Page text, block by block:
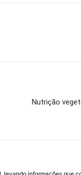
Nutrição